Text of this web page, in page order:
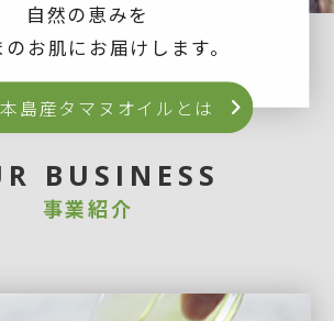
自然の恵みを
お肌にお届けします。
島産タマヌオイルとは
BUSINESS
事業紹介